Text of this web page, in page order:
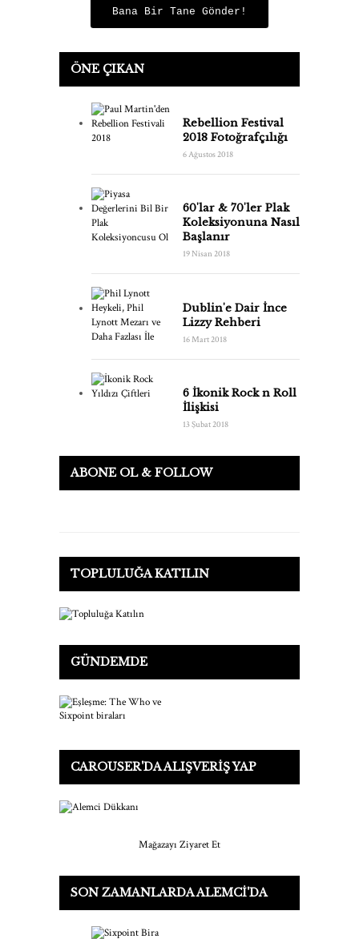
Bana Bir Tane Gönder!
ÖNE ÇIKAN
Rebellion Festival
2018 Fotoğrafçılığı
6 Ağustos 2018
60'lar & 70'ler Plak
Koleksiyonuna Nasıl
Başlanır
19 Nisan 2018
Dublin'e Dair İnce
Lizzy Rehberi
16 Mart 2018
6 İkonik Rock n Roll
İlişkisi
13 Şubat 2018
ABONE OL & FOLLOW
TOPLULUĞA KATILIN
GÜNDEMDE
CAROUSER'DA ALIŞVERIŞ YAP
Mağazayı Ziyaret Et
SON ZAMANLARDA ALEMCI'DA